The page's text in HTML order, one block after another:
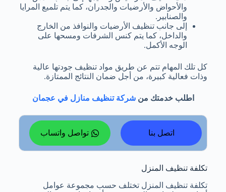
والأحواض والأرضيات والجدران، كما يتم تلميع المرايا
والصنابير.
إلى جانب تنظيف الأرضيات والنوافذ من الخارج
والداخل، كما يتم كنس الشرفات ومسحها على
الوجه الأكمل.
كل تلك المهام تتم عن طريق مواد تنظيف جودتها عالية
وذات فعالية كبيرة، من أجل ضمان النتائج الممتازة.
اطلب خدمتك منشركة تنظيف منازل في عجمان
اتصل بنا تواصل واتساب
تكلفة تنظيف المنزل
تكلفة تنظيف المنزل تختلف حسب مجموعة عوامل